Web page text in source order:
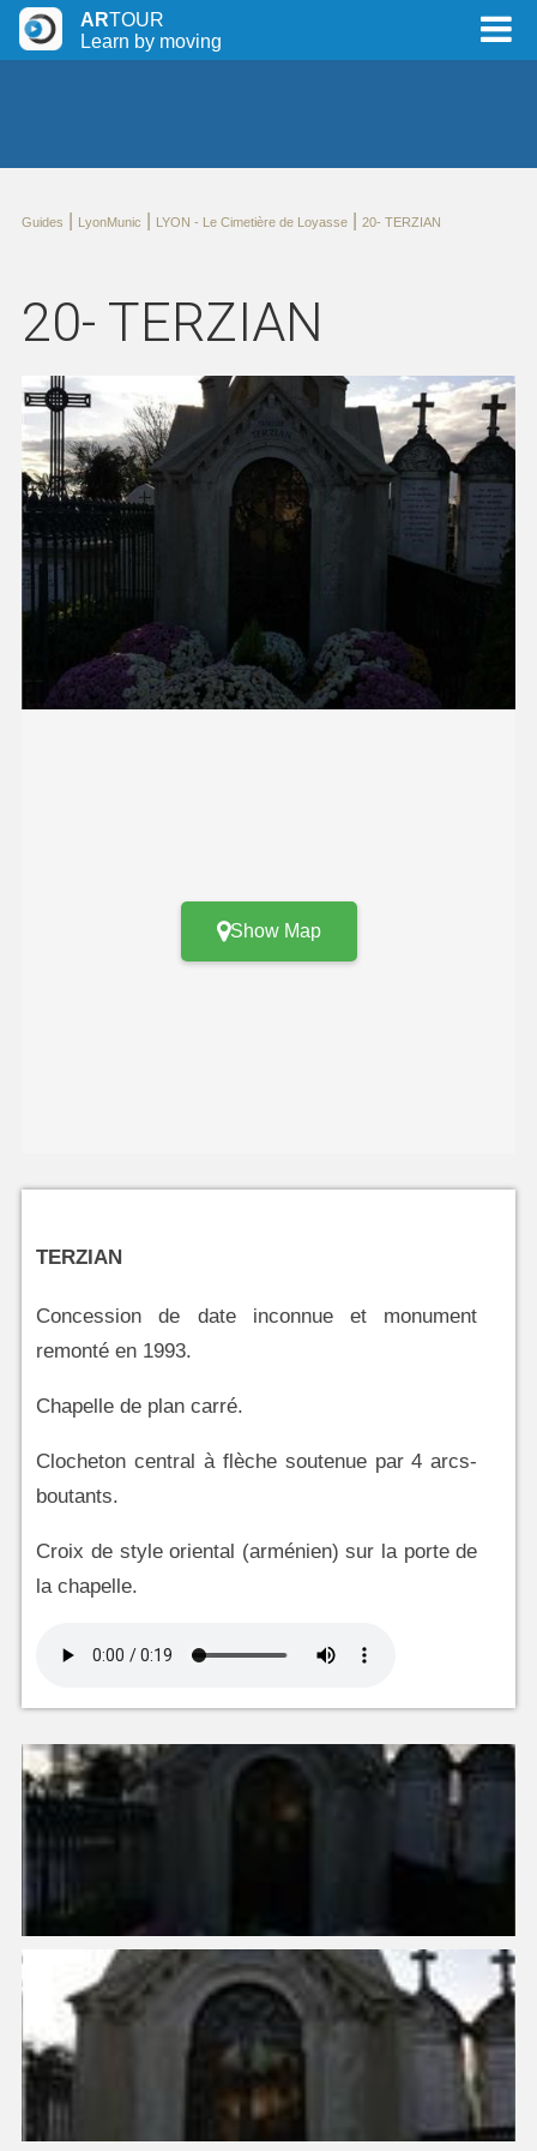
ARTOUR
Learn by moving
Guides LyonMunic LYON - Le Cimetière de Loyasse| 20- TERZIAN
20- TERZIAN
Show Map
TERZIAN
Concession de date inconnue et monument
remonté en 1993.
Chapelle de plan carré.
Clocheton central à flèche soutenue par 4 arcs-
boutants.
Croix de style oriental (arménien) sur la porte de
la chapelle.